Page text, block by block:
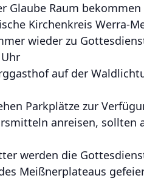
Glaube Raum
Kirchenkreis Werra-
wieder zu
auf der
Parkplätze zur
anreisen, sollten
werden die
Meißnerplateaus